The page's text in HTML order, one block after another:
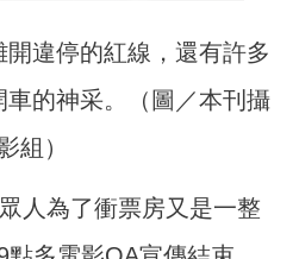
違停的紅線，還有許多
的神采。（圖／本刊攝
組）
人為了衝票房又是一整